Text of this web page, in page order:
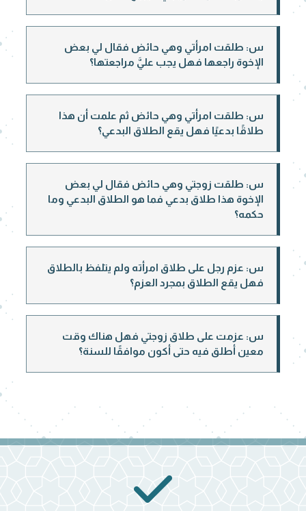
س: طلقت امرأتي وهي حائض فقال لي بعض
الإخوة راجعها فهل يجب عليَّ مراجعتها؟
س: طلقت امرأتي وهي حائض ثم علمت أن هذا
طلاقًا بدعيًا فهل يقع الطلاق البدعي؟
س: طلقت زوجتي وهي حائض فقال لي بعض
الإخوة هذا طلاق بدعي فما هو الطلاق البدعي وما
حكمه؟
س: عزم رجل على طلاق امرأته ولم يتلفظ بالطلاق
فهل يقع الطلاق بمجرد العزم؟
س: عزمت على طلاق زوجتي فهل هناك وقت
معين أطلق فيه حتى أكون موافقًا للسنة؟